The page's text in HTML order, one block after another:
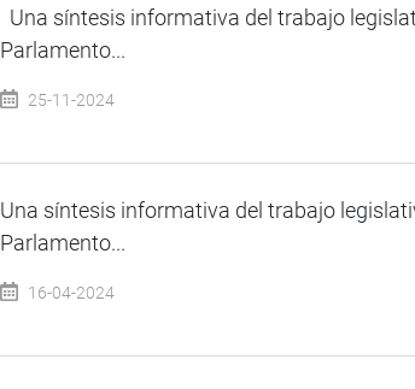
Una síntesis informativa del trabajo
Parlamento...
25-11-2024
Una síntesis informativa del trabajo
Parlamento...
16-04-2024